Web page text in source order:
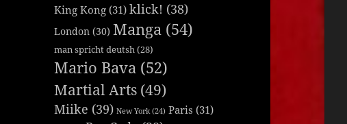
King Kong (31) klick! (38)
London (30) Manga (54)
man spricht deutsh(28)
Mario Bava (52)
Martial Arts (49)
Miike (39) New York(24) Paris (31)